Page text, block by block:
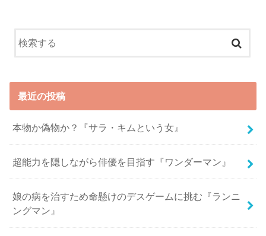
最近の投稿
本物か偽物か？『サラ・キムという女』
超能力を隠しながら俳優を目指す『ワンダーマン』
娘の病を治すため命懸けのデスゲームに挑む『ランニ
ングマン』